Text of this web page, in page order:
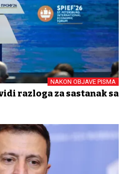
NAKON OBJAVE PISMA
razloga za sastanak sa